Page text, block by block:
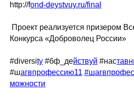
http://fond-deystvuy.ru/final
Проект реализуется призером
Конкурса «Доброволец России»
#diversity #бф_действуй #нас
#шагвпрофессию11
можности